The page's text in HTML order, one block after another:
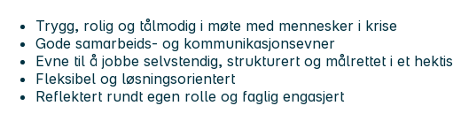
Trygg, rolig og tålmodig i møte med mennesker i krise
Gode samarbeids- og kommunikasjonsevner
Evne til å jobbe selvstendig, strukturert og målrettet i et
Fleksibel og løsningsorientert
Reflektert rundt egen rolle og faglig engasjert